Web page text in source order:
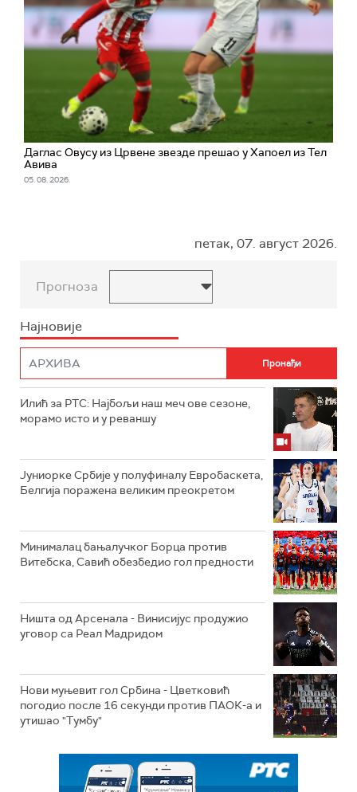
Даглас Овусу из Црвене звезде прешао у Хапоел из Тел
Авива
05. 08. 2026.
петак, 07. август 2026.
Прогноза
Најновије
Илић за РТС: Најбољи наш меч ове сезоне,
морамо исто и у реваншу
Јуниорке Србије у полуфиналу Евробаскета,
Белгија поражена великим преокретом
Минималац бањалучког Борца против
Витебска, Савић обезбедио гол предности
Ништа од Арсенала - Винисијус продужио
уговор са Реал Мадридом
Нови муњевит гол Србина - Цветковић
погодио после 16 секунди против ПАОК-а и
утишао "Тумбу"